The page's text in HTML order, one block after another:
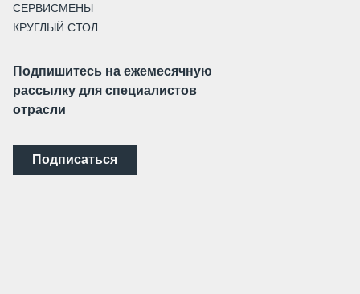
СЕРВИСМЕНЫ
КРУГЛЫЙ СТОЛ
Подпишитесь на ежемесячную
рассылку для специалистов
отрасли
Подписаться